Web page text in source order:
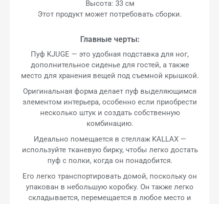
Высота: 33 см
Этот продукт может потребовать сборки.
Главные черты:
Пуф KJUGE — это удобная подставка для ног,
дополнительное сиденье для гостей, а также
место для хранения вещей под съемной крышкой.
Оригинальная форма делает пуф выделяющимся
элементом интерьера, особенно если приобрести
несколько штук и создать собственную
комбинацию.
Идеально помещается в стеллаж KALLAX —
используйте тканевую бирку, чтобы легко достать
пуф с полки, когда он понадобится.
Его легко транспортировать домой, поскольку он
упакован в небольшую коробку. Он также легко
складывается, перемещается в любое место и